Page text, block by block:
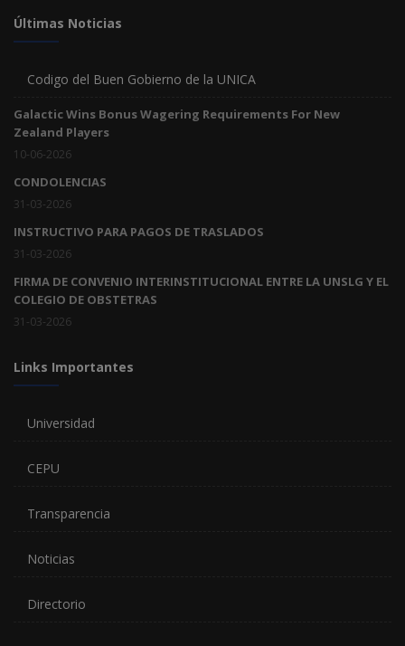
Últimas Noticias
Codigo del Buen Gobierno de la UNICA
Galactic Wins Bonus Wagering Requirements For New
Zealand Players
10-06-2026
CONDOLENCIAS
31-03-2026
INSTRUCTIVO PARA PAGOS DE TRASLADOS
31-03-2026
FIRMA DE CONVENIO INTERINSTITUCIONAL ENTRE LA UNSLG Y EL
COLEGIO DE OBSTETRAS
31-03-2026
Links Importantes
Universidad
CEPU
Transparencia
Noticias
Directorio